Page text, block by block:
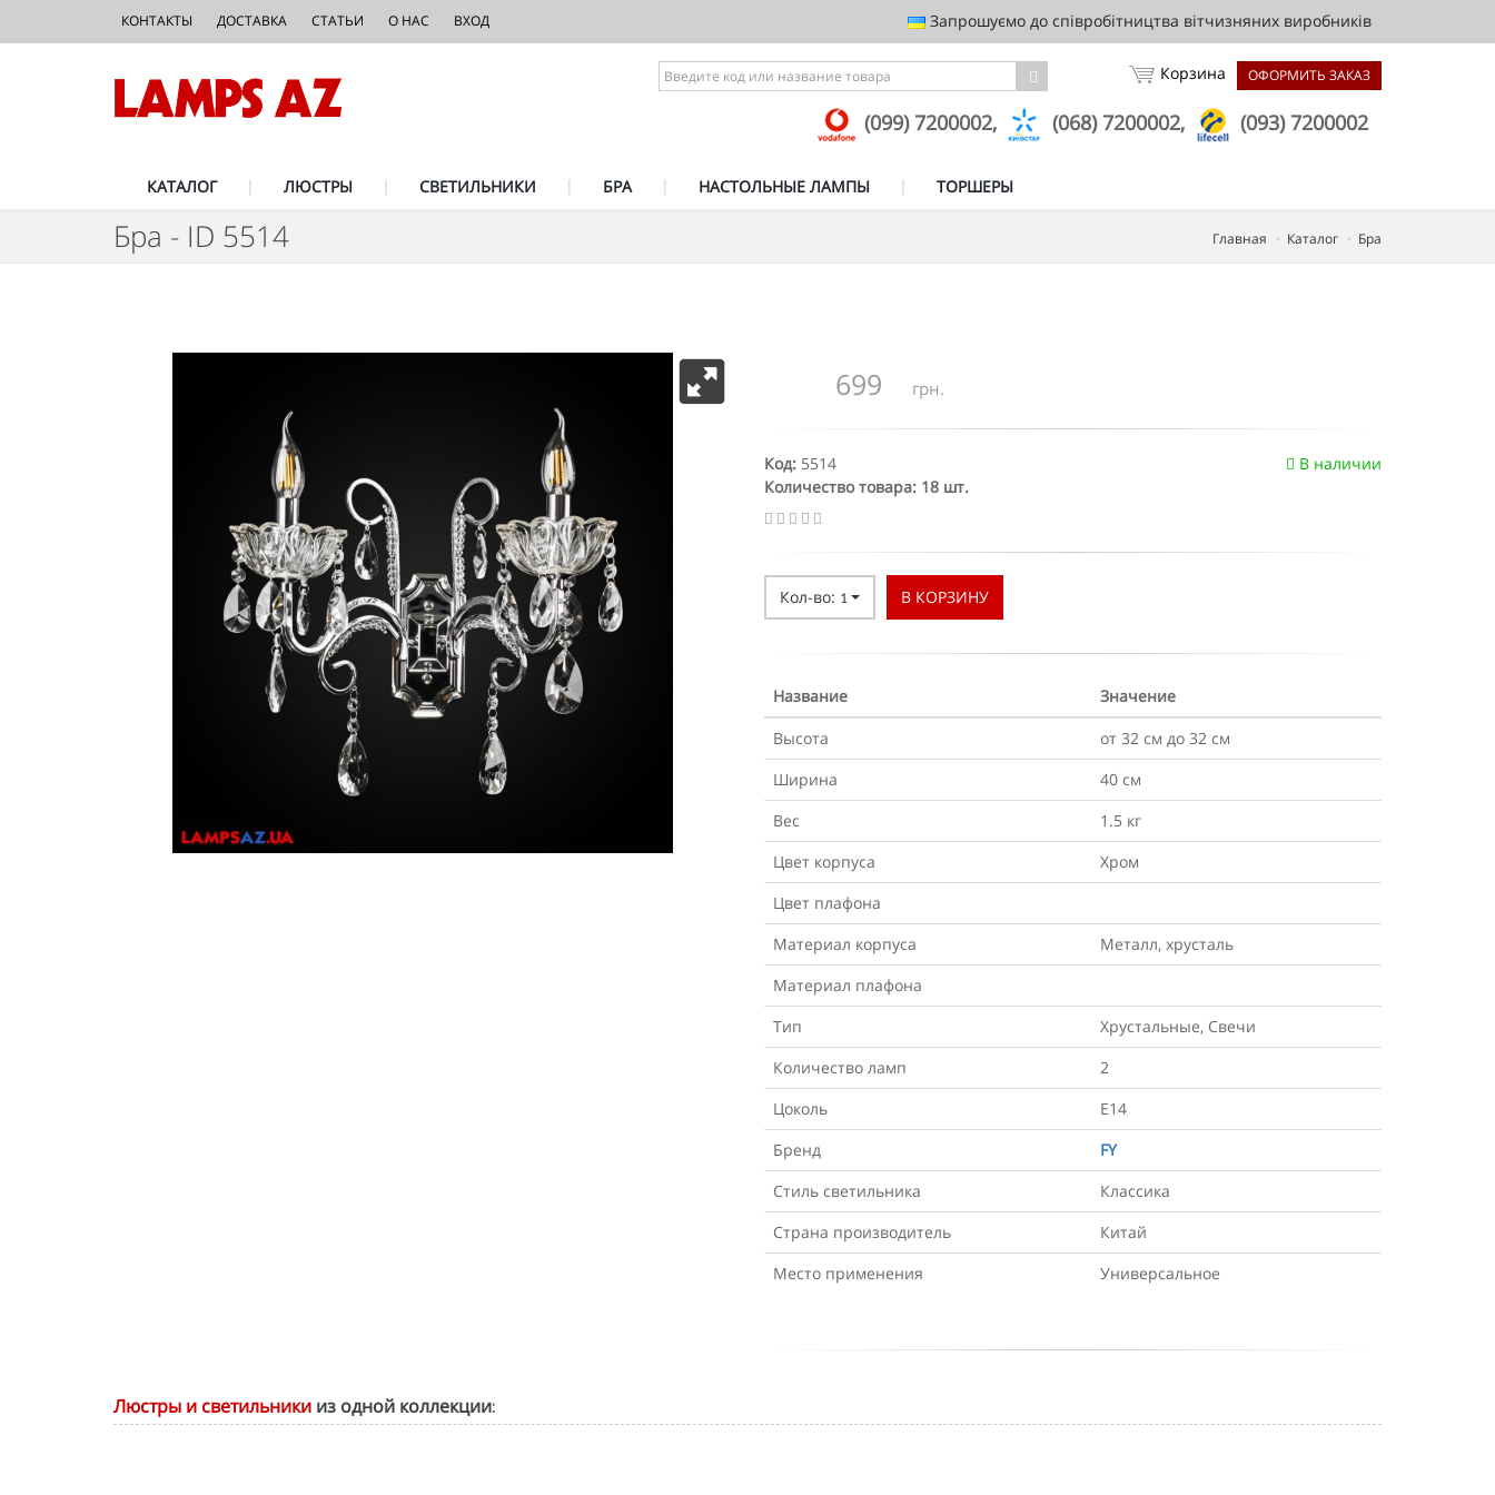
Запрошуємо до співробітництва вітчизняних виробників
КОНТАКТЫ ДОСТАВКА СТАТЬИ О НАС ВХОД
ОФОРМИТЬ ЗАКАЗ
Корзина
(099) 7200002, (068) 7200002, (093) 7200002
КАТАЛОГ ЛЮСТРЫ СВЕТИЛЬНИКИ БРА НАСТОЛЬНЫЕ ЛАМПЫ ТОРШЕРЫ
Бра - ID 5514 Главная Каталог Бра
699 грн.
В наличии
Код: 5514
Количество товара: 18 шт.
Кол-во: 1 В КОРЗИНУ
Название
Значение
Высота
от 32 см до 32 см
Ширина
40 см
Вес
1.5 кг
Цвет корпуса
Хром
Цвет плафона
Материал корпуса
Металл, хрусталь
Материал плафона
Тип
Хрустальные, Свечи
Количество ламп
2
Цоколь
Е14
Бренд
FY
Стиль светильника
Классика
Страна производитель
Китай
Место применения
Универсальное
Люстры и светильники из одной коллекции: